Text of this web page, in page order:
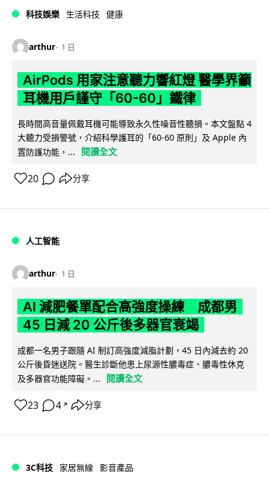
科技娛樂 生活科技 健康
arthur 1 日
AirPods 用家注意聽力響紅燈 醫學界籲
耳機用戶謹守「60-60」鐵律
長時間高音量佩戴耳機可能導致永久性噪音性聽損。本文盤點 4
大聽力受損警號，介紹科學護耳的「60-60 原則」及 Apple 內
置防護功能，...
閱讀全文
20 分享
人工智能
arthur 1 日
AI 減肥餐單配合高強度操練 成都男
45 日減 20 公斤後多器官衰竭
成都一名男子跟隨 AI 制訂高強度減脂計劃，45 日內減去約 20
公斤後昏迷送院。醫生診斷他患上尿源性膿毒症、膿毒性休克
及多器官功能障礙。...
閱讀全文
23 4 ↗ 分享
3C科技 家居無線 影音產品